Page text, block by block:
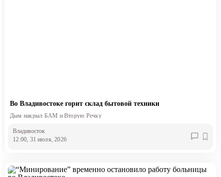
Во Владивостоке горит склад бытовой техники
Дым накрыл БАМ и Вторую Речку
Владивосток
12:00, 31 июля, 2026